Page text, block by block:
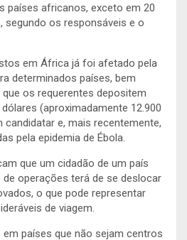
países africanos, exceto em 20
segundo os responsáveis e o
em África já foi afetado pela
determinados países, bem
os requerentes depositem
(aproximadamente 12.900
candidatar e, mais recentemente,
pela epidemia de Ébola.
que um cidadão de um país
operações terá de se deslocar
o que pode representar
de viagem.
países que não sejam centros